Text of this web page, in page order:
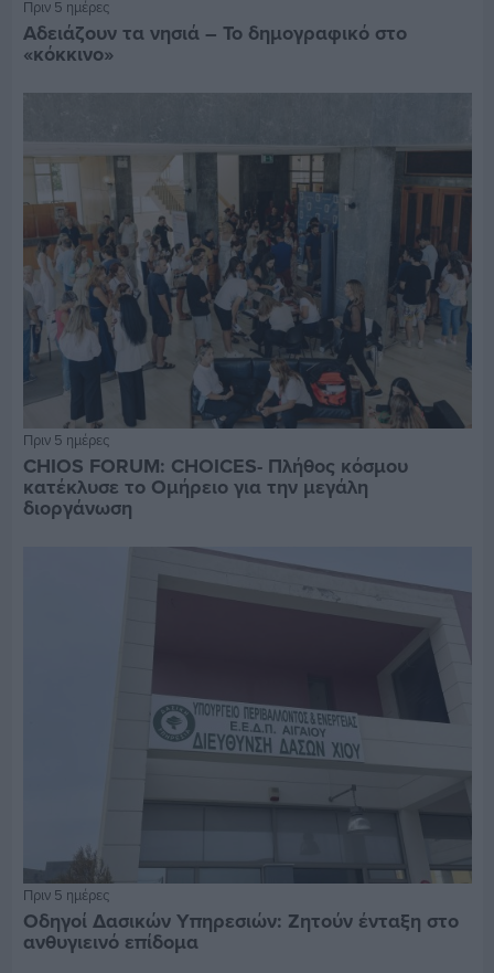
Πριν 5 ημέρες
Αδειάζουν τα νησιά – Το δημογραφικό στο
«κόκκινο»
Πριν 5 ημέρες
CHIOS FORUM: CHOICES- Πλήθος κόσμου
κατέκλυσε το Ομήρειο για την μεγάλη
διοργάνωση
Πριν 5 ημέρες
Οδηγοί Δασικών Υπηρεσιών: Ζητούν ένταξη στο
ανθυγιεινό επίδομα